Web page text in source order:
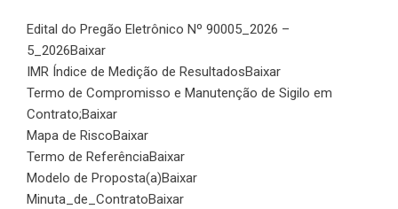
Edital do Pregão Eletrônico Nº 90005_2026 –
5_2026Baixar
IMR Índice de Medição de ResultadosBaixar
Termo de Compromisso e Manutenção de Sigilo em
Contrato;Baixar
Mapa de RiscoBaixar
Termo de ReferênciaBaixar
Modelo de Proposta(a)Baixar
Minuta_de_ContratoBaixar